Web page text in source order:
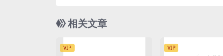
相关文章
VIP VIP